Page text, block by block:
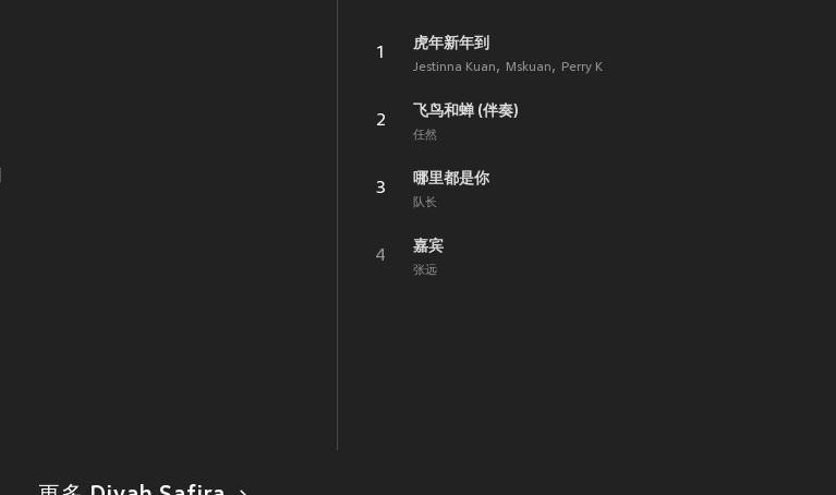
1
虎年新年到
Jestinna Kuan Mskuan Perry K
2
飞鸟和蝉 (伴奏)
任然
3
哪里都是你
队长
4
嘉宾
张远